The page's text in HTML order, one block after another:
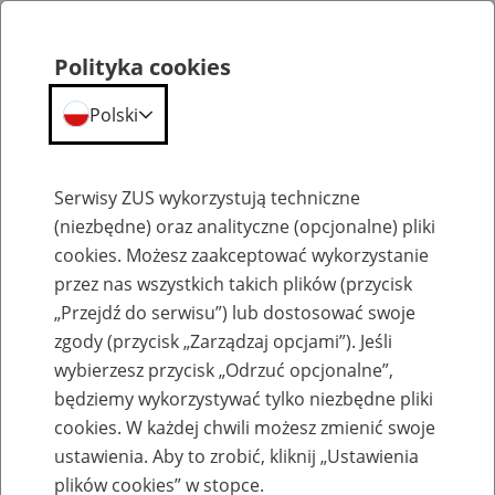
Emerytury
Baza zlikwidowanych lub
przekształconych zakładów pracy
Polityka cookies
Polski
Serwisy ZUS wykorzystują techniczne
(niezbędne) oraz analityczne (opcjonalne) pliki
cookies. Możesz zaakceptować wykorzystanie
przez nas wszystkich takich plików (przycisk
„Przejdź do serwisu”) lub dostosować swoje
zgody (przycisk „Zarządzaj opcjami”). Jeśli
wybierzesz przycisk „Odrzuć opcjonalne”,
będziemy wykorzystywać tylko niezbędne pliki
cookies. W każdej chwili możesz zmienić swoje
ustawienia. Aby to zrobić, kliknij „Ustawienia
plików cookies” w stopce.